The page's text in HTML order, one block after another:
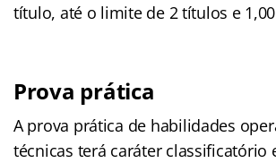
título, até o limite de 2 títulos e
Prova prática
A prova prática de habilidades
técnicas terá caráter classificatório